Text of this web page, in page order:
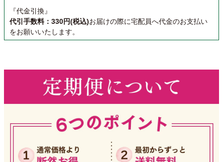
『代金引換』
代引手数料：330円(税込)お届けの際に宅配員へ代金のお支払い
をお願いいたします。